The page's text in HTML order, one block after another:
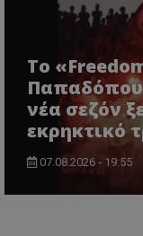
Το
νέα σεζόν
εκρηκτικό
07.08.2026 - 19:55